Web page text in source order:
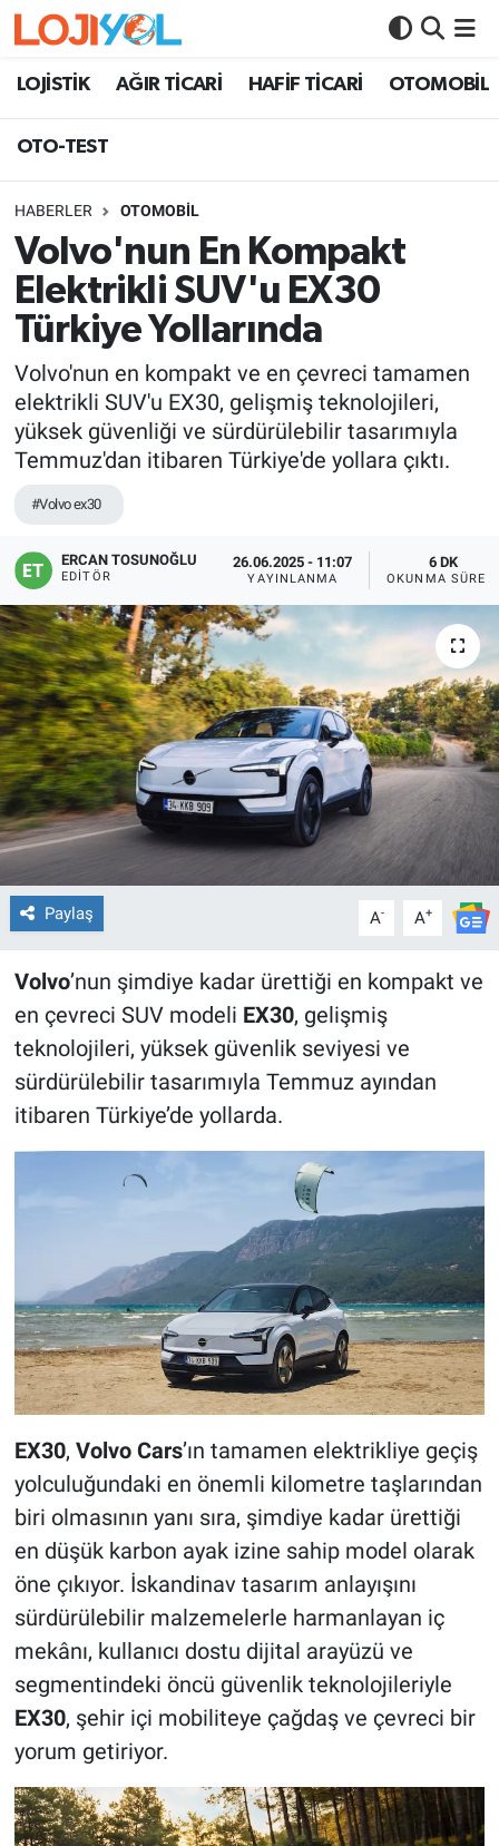
LOJİSTİK AĞIR TİCARİ HAFİF TİCARİ OTOMOBİL
OTO-TEST
HABERLER OTOMOBİL
Volvo'nun En Kompakt
Elektrikli SUV'u EX30
Türkiye Yollarında
Volvo'nun en kompakt ve en çevreci tamamen
elektrikli SUV'u EX30, gelişmiş teknolojileri,
yüksek güvenliği ve sürdürülebilir tasarımıyla
Temmuz'dan itibaren Türkiye'de yollara çıktı.
#Volvo ex30
ERCAN TOSUNOĞLU
EDITÖR
26.06.2025 - 11:07
YAYINLANMA
6 DK
OKUNMA SÜRESI
Paylaş A- A+
Volvo’nun şimdiye kadar ürettiği en kompakt ve
en çevreci SUV modeli EX30, gelişmiş
teknolojileri, yüksek güvenlik seviyesi ve
sürdürülebilir tasarımıyla Temmuz ayından
itibaren Türkiye’de yollarda.
EX30, Volvo Cars’ın tamamen elektrikliye geçiş
yolculuğundaki en önemli kilometre taşlarından
biri olmasının yanı sıra, şimdiye kadar ürettiği
en düşük karbon ayak izine sahip model olarak
öne çıkıyor. İskandinav tasarım anlayışını
sürdürülebilir malzemelerle harmanlayan iç
mekânı, kullanıcı dostu dijital arayüzü ve
segmentindeki öncü güvenlik teknolojileriyle
EX30, şehir içi mobiliteye çağdaş ve çevreci bir
yorum getiriyor.
OTO-TEST